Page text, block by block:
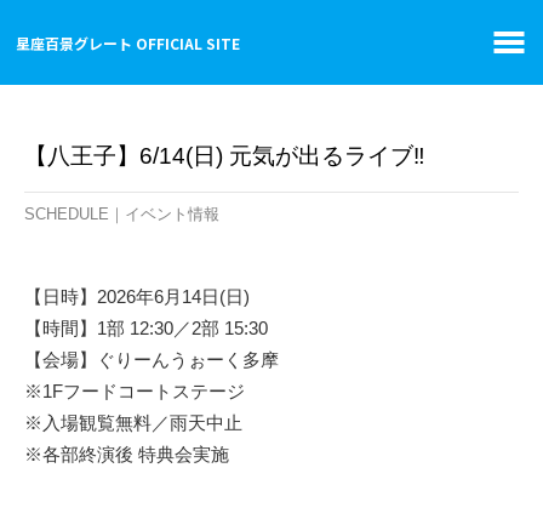
content
星座百景グレート OFFICIAL SITE
【八王子】6/14(日) 元気が出るライブ‼︎
SCHEDULE ｜イベント情報
【日時】2026年6月14日(日)
【時間】1部 12:30／2部 15:30
【会場】ぐりーんうぉーく多摩
※1Fフードコートステージ
※入場観覧無料／雨天中止
※各部終演後 特典会実施